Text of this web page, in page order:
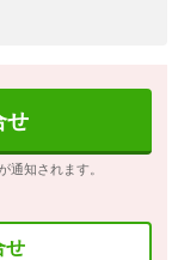
せ
通知されます。
せ